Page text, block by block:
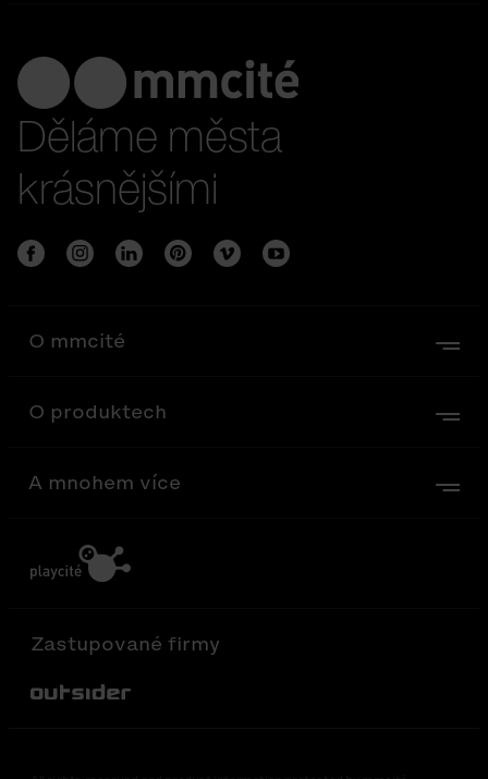
Děláme města
krásnějšími
O mmcité
O produktech
A mnohem více
Zastupované firmy
Out-Sider